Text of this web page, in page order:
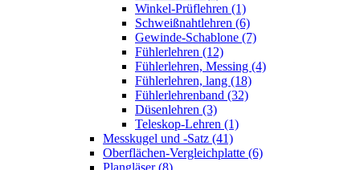
Winkel-Prüflehren (1)
Schweißnahtlehren (6)
Gewinde-Schablone (7)
Fühlerlehren (12)
Fühlerlehren, Messing (4)
Fühlerlehren, lang (18)
Fühlerlehrenband (32)
Düsenlehren (3)
Teleskop-Lehren (1)
Messkugel und -Satz (41)
Oberflächen-Vergleichplatte (6)
Plangläser (8)